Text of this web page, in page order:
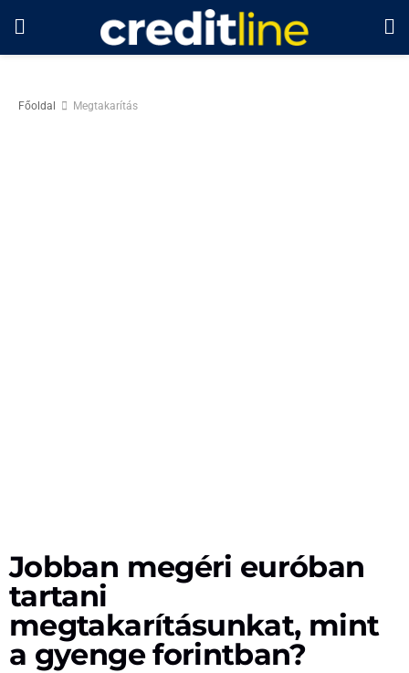
Főoldal Megtakarítás
Jobban megéri euróban
tartani
megtakarításunkat, mint
a gyenge forintban?